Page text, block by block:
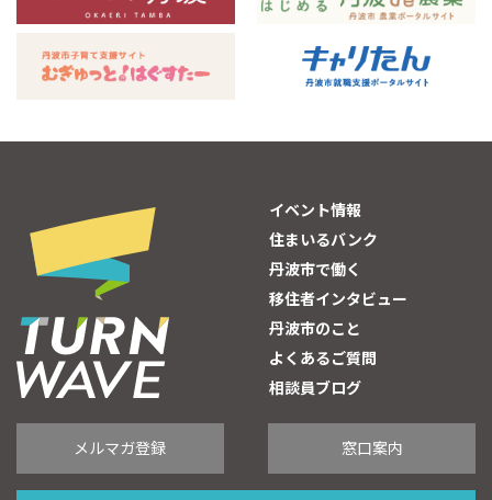
イベント情報
住まいるバンク
丹波市で働く
移住者インタビュー
丹波市のこと
よくあるご質問
相談員ブログ
メルマガ登録 窓口案内